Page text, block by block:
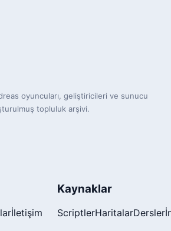
oyuncuları, geliştiricileri ve sunucu
topluluk arşivi.
İletişim
Kaynaklar
ScriptlerHaritalarDersler